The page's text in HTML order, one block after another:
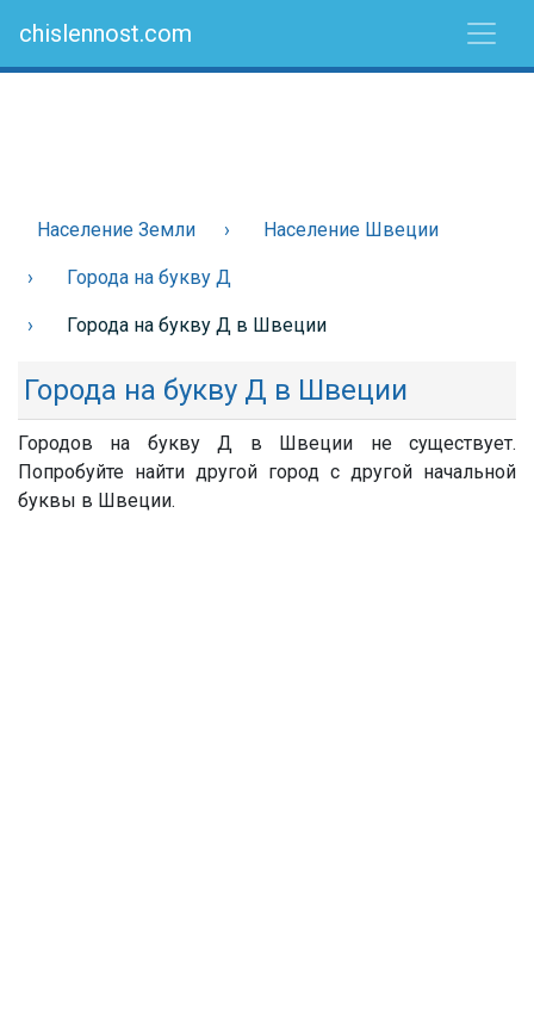
chislennost.com
Население Земли Население Швеции
Города на букву Д
Города на букву Д в Швеции
Города на букву Д в Швеции
Городов на букву Д в Швеции не существует.
Попробуйте найти другой город с другой начальной
буквы в Швеции.